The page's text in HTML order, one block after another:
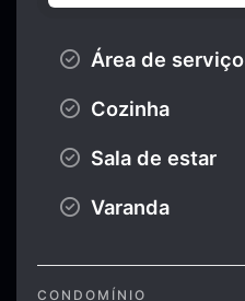
Área de serviço
Cozinha
Sala de estar
Varanda
CONDOMÍNIO